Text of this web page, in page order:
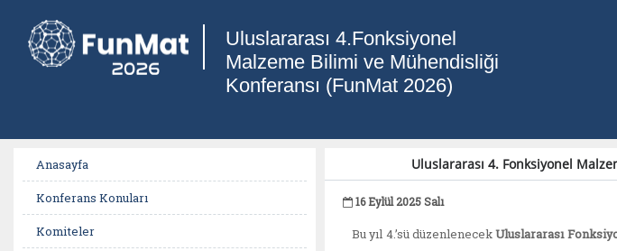
Uluslararası 4.Fonksiyonel
Malzeme Bilimi ve Mühendisliği
Konferansı (FunMat 2026)
Anasayfa
Konferans Konuları
Komiteler
Uluslararası 4. Fonksiyonel
16 Eylül 2025 Salı
Bu yıl 4.’sü düzenlenecekUluslararası